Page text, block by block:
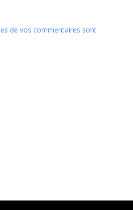
de vos commentaires sont